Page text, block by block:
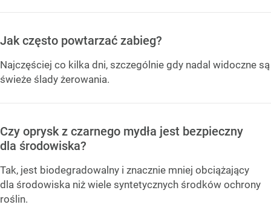
Jak często powtarzać zabieg?
Najczęściej co kilka dni, szczególnie gdy nadal widoczne są
świeże ślady żerowania.
Czy oprysk z czarnego mydła jest bezpieczny
dla środowiska?
Tak, jest biodegradowalny i znacznie mniej obciążający
dla środowiska niż wiele syntetycznych środków ochrony
roślin.